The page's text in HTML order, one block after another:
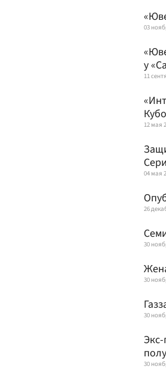
03
у
11
12 мая
04 мая
26
30
30
30
30